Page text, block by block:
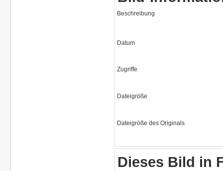
Beschreibung
Datum
Zugriffe
Dateigröße
Dateigröße des Originals
Dieses Bild in